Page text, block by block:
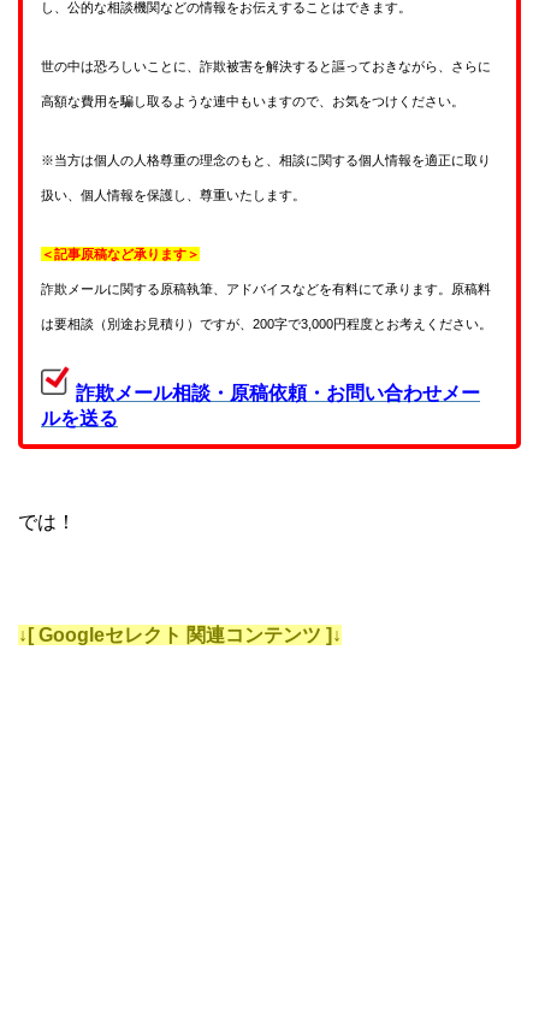
し、公的な相談機関などの情報をお伝えすることはできます。
世の中は恐ろしいことに、詐欺被害を解決すると謳っておきながら、さらに
高額な費用を騙し取るような連中もいますので、お気をつけください。
※当方は個人の人格尊重の理念のもと、相談に関する個人情報を適正に取り
扱い、個人情報を保護し、尊重いたします。
＜記事原稿など承ります＞
詐欺メールに関する原稿執筆、アドバイスなどを有料にて承ります。原稿料
は要相談（別途お見積り）ですが、200字で3,000円程度とお考えください。
詐欺メール相談・原稿依頼・お問い合わせメー
ルを送る
では！
↓[ Googleセレクト 関連コンテンツ ]↓